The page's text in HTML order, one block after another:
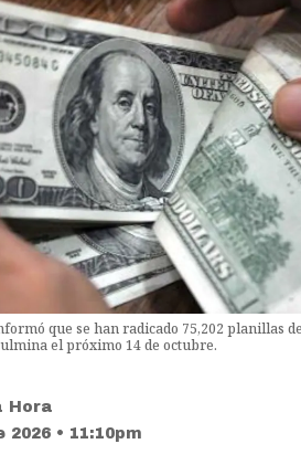
que se han radicado 75,202 planillas
el próximo 14 de octubre.
Hora
• 11:10pm